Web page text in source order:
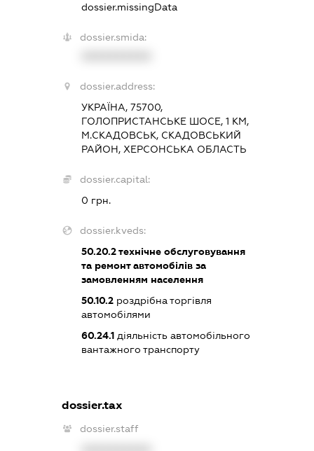
dossier.missingData
dossier.smida:
dossier.address:
УКРАЇНА, 75700,
ГОЛОПРИСТАНСЬКЕ ШОСЕ, 1 КМ,
М.СКАДОВСЬК, СКАДОВСЬКИЙ
РАЙОН, ХЕРСОНСЬКА ОБЛАСТЬ
dossier.capital:
0 грн.
dossier.kveds:
50.20.2технічне обслуговування
та ремонт автомобілів за
замовленням населення
50.10.2роздрібна торгівля
автомобілями
60.24.1діяльність автомобільного
вантажного транспорту
dossier.tax
dossier.staff